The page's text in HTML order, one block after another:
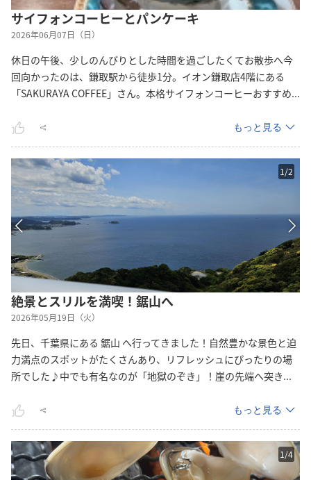
サイフォンコーヒーとパンケーキ
2026年06月07日（日）
休日の午後、少しのんびりとした時間を過ごしたくてお散歩へ今
回向かったのは、鎌取駅から徒歩1分。イオン鎌取店4階にある
「SAKURAYA COFFEE」さん。本格サイフォンコーヒーおすすめ...
もっと見る
1/2
絶景とスリルを満喫！鋸山へ
2026年05月19日（火）
先日、千葉県にある 鋸山 へ行ってきました！自然豊かな景色と迫
力満点のスポットがたくさんあり、リフレッシュにぴったりの場
所でした♪中でも有名なのが「地獄のぞき」！崖の先端へ突き...
もっと見る
1 /4